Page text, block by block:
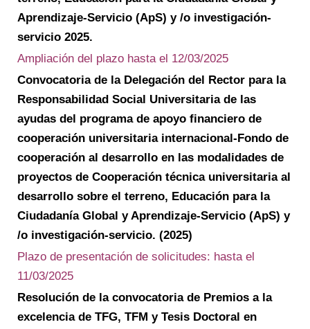
Aprendizaje-Servicio (ApS) y /o investigación-
servicio 2025.
Ampliación del plazo hasta el 12/03/2025
Convocatoria de la Delegación del Rector para la
Responsabilidad Social Universitaria de las
ayudas del programa de apoyo financiero de
cooperación universitaria internacional-Fondo de
cooperación al desarrollo en las modalidades de
proyectos de Cooperación técnica universitaria al
desarrollo sobre el terreno, Educación para la
Ciudadanía Global y Aprendizaje-Servicio (ApS) y
/o investigación-servicio. (2025)
Plazo de presentación de solicitudes: hasta el
11/03/2025
Resolución de la convocatoria de Premios a la
excelencia de TFG, TFM y Tesis Doctoral en